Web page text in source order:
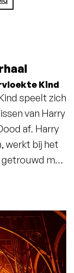
7
Kind
speelt zich
van Harry
af. Harry
werkt bij het
getrouwd met